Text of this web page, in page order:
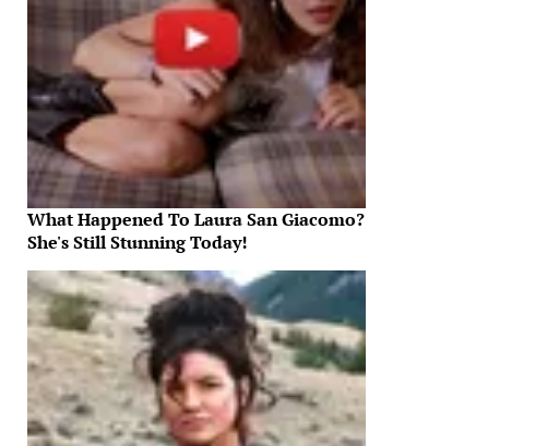
What Happened To Laura San Giacomo?
She's Still Stunning Today!